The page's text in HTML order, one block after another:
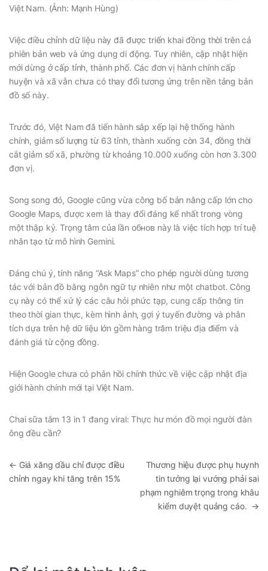
Việt Nam. (Ảnh: Mạnh Hùng)
Việc điều chỉnh dữ liệu này đã được triển khai đồng thời trên cả
phiên bản web và ứng dụng di động. Tuy nhiên, cập nhật hiện
mới dừng ở cấp tỉnh, thành phố. Các đơn vị hành chính cấp
huyện và xã vẫn chưa có thay đổi tương ứng trên nền tảng bản
đồ số này.
Trước đó, Việt Nam đã tiến hành sắp xếp lại hệ thống hành
chính, giảm số lượng từ 63 tỉnh, thành xuống còn 34, đồng thời
cắt giảm số xã, phường từ khoảng 10.000 xuống còn hơn 3.300
đơn vị.
Song song đó, Google cũng vừa công bố bản nâng cấp lớn cho
Google Maps, được xem là thay đổi đáng kể nhất trong vòng
một thập kỷ. Trọng tâm của lần обнов này là việc tích hợp trí tuệ
nhân tạo từ mô hình Gemini.
Đáng chú ý, tính năng “Ask Maps” cho phép người dùng tương
tác với bản đồ bằng ngôn ngữ tự nhiên như một chatbot. Công
cụ này có thể xử lý các câu hỏi phức tạp, cung cấp thông tin
theo thời gian thực, kèm hình ảnh, gợi ý tuyến đường và phân
tích dựa trên hệ dữ liệu lớn gồm hàng trăm triệu địa điểm và
đánh giá từ cộng đồng.
Hiện Google chưa có phản hồi chính thức về việc cập nhật địa
giới hành chính mới tại Việt Nam.
Chai sữa tắm 13 in 1 đang viral: Thực hư món đồ mọi người đàn
ông đều cần?
← Giá xăng dầu chỉ được điều
chỉnh ngay khi tăng trên 15%
Thương hiệu được phụ huynh
tin tưởng lại vướng phải sai
phạm nghiêm trọng trong khâu
kiểm duyệt quảng cáo. →